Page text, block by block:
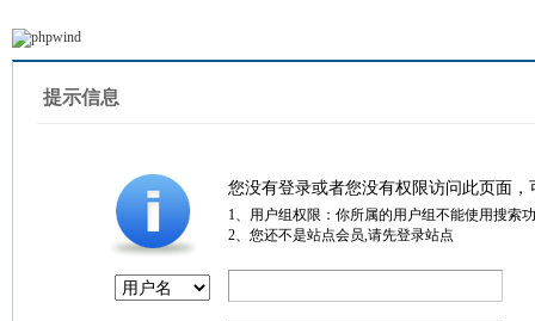
提示信息
您没有登录或者您没有权限访问此页面
1、用户组权限：你所属的用户组不能使用搜索
2、您还不是站点会员,请先登录站点